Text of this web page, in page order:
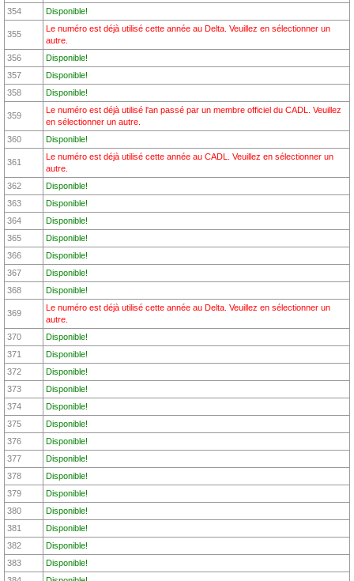
354
Disponible!
355
Le numéro est déjà utilisé cette année au Delta. Veuillez en sélectionner un
autre.
356
Disponible!
357
Disponible!
358
Disponible!
359
Le numéro est déjà utilisé l'an passé par un membre officiel du CADL. Veuillez
en sélectionner un autre.
360
Disponible!
361
Le numéro est déjà utilisé cette année au CADL. Veuillez en sélectionner un
autre.
362
Disponible!
363
Disponible!
364
Disponible!
365
Disponible!
366
Disponible!
367
Disponible!
368
Disponible!
369
Le numéro est déjà utilisé cette année au Delta. Veuillez en sélectionner un
autre.
370
Disponible!
371
Disponible!
372
Disponible!
373
Disponible!
374
Disponible!
375
Disponible!
376
Disponible!
377
Disponible!
378
Disponible!
379
Disponible!
380
Disponible!
381
Disponible!
382
Disponible!
383
Disponible!